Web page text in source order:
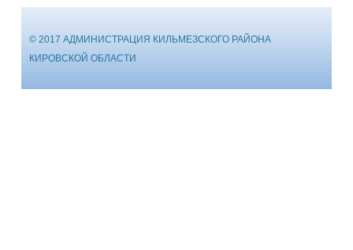
© 2017 АДМИНИСТРАЦИЯ КИЛЬМЕЗСКОГО РАЙОНА
КИРОВСКОЙ ОБЛАСТИ